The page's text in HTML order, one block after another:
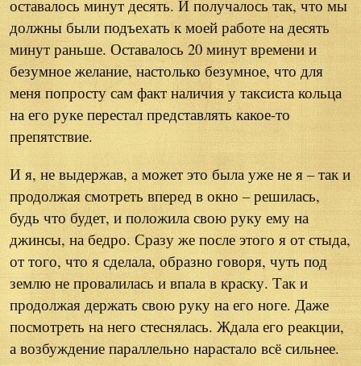
оставалось минут десять. И получалось так, что мы
должны были подъехать к моей работе на десять
минут раньше. Оставалось 20 минут времени и
безумное желание, настолько безумное, что для
меня попросту сам факт наличия у таксиста кольца
на его руке перестал представлять какое-то
препятствие.
И я, не выдержав, а может это была уже не я – так и
продолжая смотреть вперед в окно – решилась,
будь что будет, и положила свою руку ему на
джинсы, на бедро. Сразу же после этого я от стыда,
от того, что я сделала, образно говоря, чуть под
землю не провалилась и впала в краску. Так и
продолжая держать свою руку на его ноге. Даже
посмотреть на него стеснялась. Ждала его реакции,
а возбуждение параллельно нарастало всё сильнее.